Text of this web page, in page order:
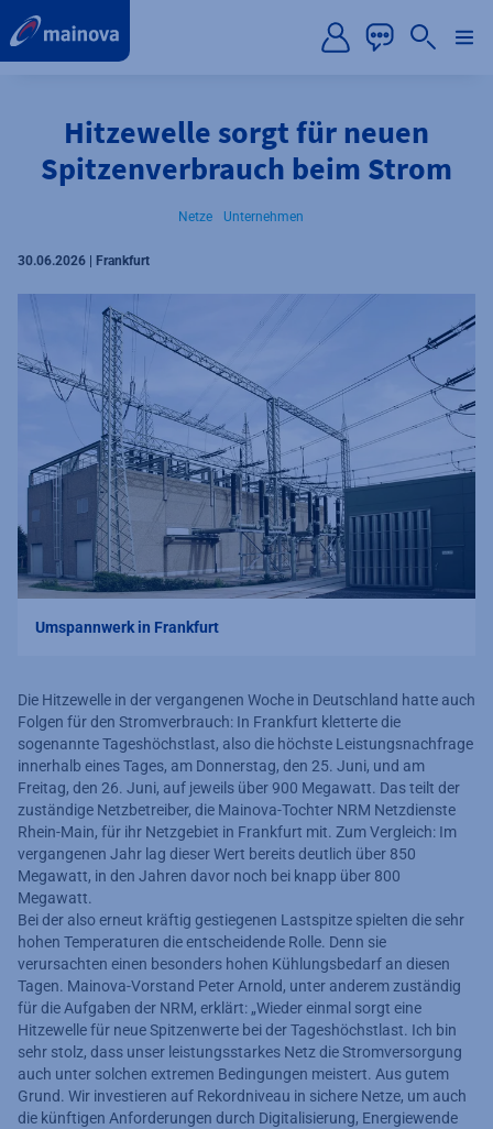
Hitzewelle sorgt für neuen
Spitzenverbrauch beim Strom
Netze Unternehmen
30.06.2026 | Frankfurt
Umspannwerk in Frankfurt
Die Hitzewelle in der vergangenen Woche in Deutschland hatte auch
Folgen für den Stromverbrauch: In Frankfurt kletterte die
sogenannte Tageshöchstlast, also die höchste Leistungsnachfrage
innerhalb eines Tages, am Donnerstag, den 25. Juni, und am
Freitag, den 26. Juni, auf jeweils über 900 Megawatt. Das teilt der
zuständige Netzbetreiber, die Mainova-Tochter NRM Netzdienste
Rhein-Main, für ihr Netzgebiet in Frankfurt mit. Zum Vergleich: Im
vergangenen Jahr lag dieser Wert bereits deutlich über 850
Megawatt, in den Jahren davor noch bei knapp über 800
Megawatt.
Bei der also erneut kräftig gestiegenen Lastspitze spielten die sehr
hohen Temperaturen die entscheidende Rolle. Denn sie
verursachten einen besonders hohen Kühlungsbedarf an diesen
Tagen. Mainova-Vorstand Peter Arnold, unter anderem zuständig
für die Aufgaben der NRM, erklärt: „Wieder einmal sorgt eine
Hitzewelle für neue Spitzenwerte bei der Tageshöchstlast. Ich bin
sehr stolz, dass unser leistungsstarkes Netz die Stromversorgung
auch unter solchen extremen Bedingungen meistert. Aus gutem
Grund. Wir investieren auf Rekordniveau in sichere Netze, um auch
die künftigen Anforderungen durch Digitalisierung, Energiewende